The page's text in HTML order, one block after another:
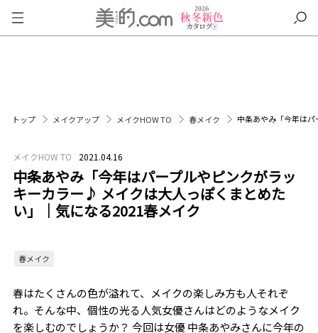
トップ メイクアップ メイクHOW TO 春メイク 中条あやみ「今年は
メイクHOW TO 2021.04.16
中条あやみ「今年はパープルやピンクがラッ
キーカラー♪ メイクは大人っぽくまとめた
い」｜気になる2021春メイク
春メイク
春はたくさんの色が溢れて、メイクの楽しみ方も人それぞ
れ。そんな中、個性の光る人気女優さんはどのようなメイク
を楽しむのでしょうか？ 今回は女優 中条あやみさんに今年の